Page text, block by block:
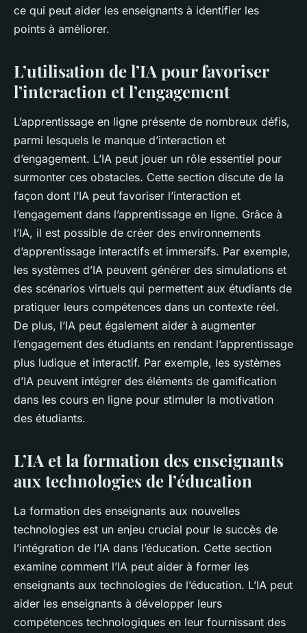
ce qui peut aider les enseignants à identifier les
points à améliorer.
L’utilisation de l’IA pour favoriser
l’interaction et l’engagement
L’apprentissage en ligne présente de nombreux défis,
parmi lesquels le manque d’interaction et
d’engagement. L’IA peut jouer un rôle essentiel pour
surmonter ces obstacles. Cette section discute de la
façon dont l’IA peut favoriser l’interaction et
l’engagement dans l’apprentissage en ligne. Grâce à
l’IA, il est possible de créer des environnements
d’apprentissage interactifs et immersifs. Par exemple,
les systèmes d’IA peuvent générer des simulations et
des scénarios virtuels qui permettent aux étudiants de
pratiquer leurs compétences dans un contexte réel.
De plus, l’IA peut également aider à augmenter
l’engagement des étudiants en rendant l’apprentissage
plus ludique et interactif. Par exemple, les systèmes
d’IA peuvent intégrer des éléments de gamification
dans les cours en ligne pour stimuler la motivation
des étudiants.
L’IA et la formation des enseignants
aux technologies de l’éducation
La formation des enseignants aux nouvelles
technologies est un enjeu crucial pour le succès de
l’intégration de l’IA dans l’éducation. Cette section
examine comment l’IA peut aider à former les
enseignants aux technologies de l’éducation. L’IA peut
aider les enseignants à développer leurs
compétences technologiques en leur fournissant des